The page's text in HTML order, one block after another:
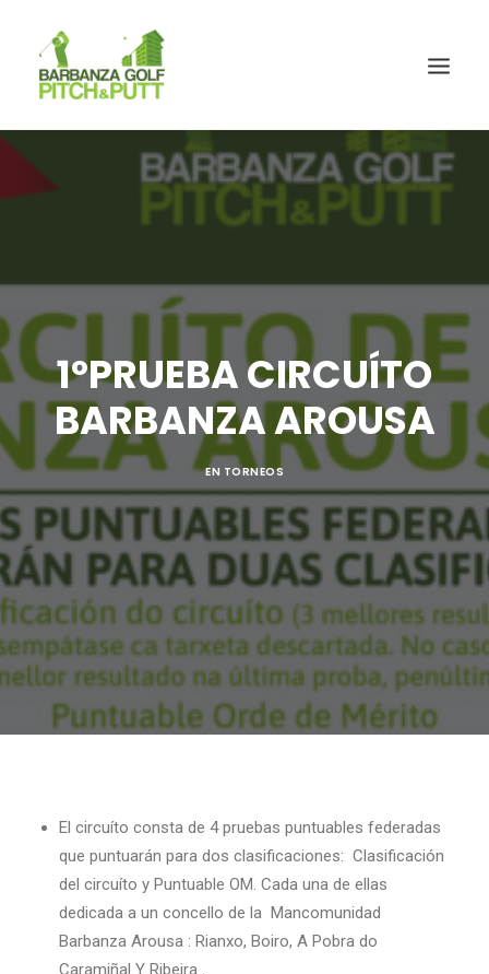
1ºPRUEBA CIRCUÍTO
BARBANZA AROUSA
EN TORNEOS
El circuíto consta de 4 pruebas puntuables federadas
que puntuarán para dos clasificaciones: Clasificación
del circuíto y Puntuable OM. Cada una de ellas
dedicada a un concello de la Mancomunidad
Barbanza Arousa : Rianxo, Boiro, A Pobra do
Caramiñal Y Ribeira .